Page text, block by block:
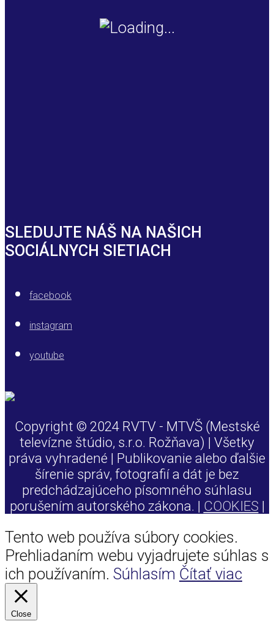
SLEDUJTE NÁŠ NA NAŠICH
SOCIÁLNYCH SIETIACH
facebook
instagram
youtube
Copyright © 2024 RVTV - MTVŠ (Mestské
televízne štúdio, s.r.o. Rožňava) | Všetky
práva vyhradené | Publikovanie alebo ďalšie
šírenie správ, fotografií a dát je bez
predchádzajúceho písomného súhlasu
porušením autorského zákona. | COOKIES |
Tento web používa súbory cookies.
Prehliadaním webu vyjadrujete súhlas s
ich používaním. Súhlasím Čítať viac
Close